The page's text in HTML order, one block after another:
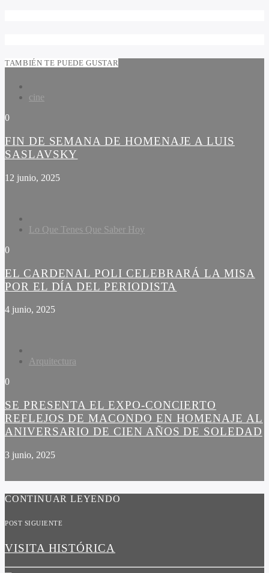
TAMBIÉN TE PUEDE GUSTAR
cine
0
FIN DE SEMANA DE HOMENAJE A LUIS
SASLAVSKY
12 junio, 2025
Lo Que Tenes Que Saber Hoy
0
EL CARDENAL POLI CELEBRARÁ LA MISA
POR EL DÍA DEL PERIODISTA
4 junio, 2025
Arquitectura
0
SE PRESENTA EL EXPO-CONCIERTO
REFLEJOS DE MACONDO EN HOMENAJE AL
ANIVERSARIO DE CIEN AÑOS DE SOLEDAD
3 junio, 2025
CONTINUAR LEYENDO
POST SIGUIENTE
VISITA HISTÓRICA